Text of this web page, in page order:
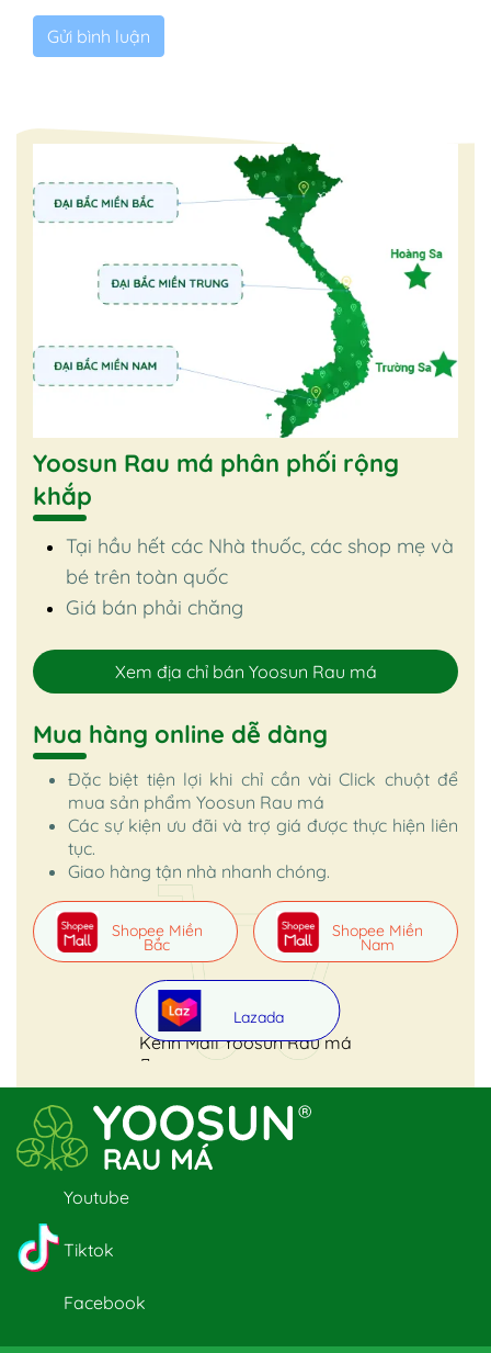
Yoosun Rau má phân phối rộng
khắp
Tại hầu hết các Nhà thuốc, các shop mẹ và
bé trên toàn quốc
Giá bán phải chăng
Xem địa chỉ bán Yoosun Rau má
Mua hàng online dễ dàng
Đặc biệt tiện lợi khi chỉ cần vài Click chuột để
mua sản phẩm Yoosun Rau má
Các sự kiện ưu đãi và trợ giá được thực hiện liên
tục.
Giao hàng tận nhà nhanh chóng.
Kênh Mall Yoosun Rau má
Shopee Miền
Bắc
Shopee Miền
Nam
Lazada
Youtube
Tiktok
Facebook